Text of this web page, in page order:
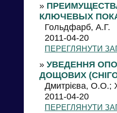
»
КЛЮЧЕВЫХ
Гольдфарб, А.Г.
2011-04-20
ПЕРЕГЛЯНУТИ
» УВЕДЕННЯ
ДОЩОВИХ
Дмитрієва, О.О.;
2011-04-20
ПЕРЕГЛЯНУТИ